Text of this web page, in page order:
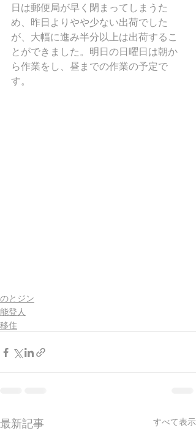
日は郵便局が早く閉まってしまうた
め、昨日よりやや少ない出荷でした
が、大幅に進み半分以上は出荷するこ
とができました。明日の日曜日は朝か
ら作業をし、昼までの作業の予定で
す。
のとジン
能登人
移住
最新記事 すべて表示